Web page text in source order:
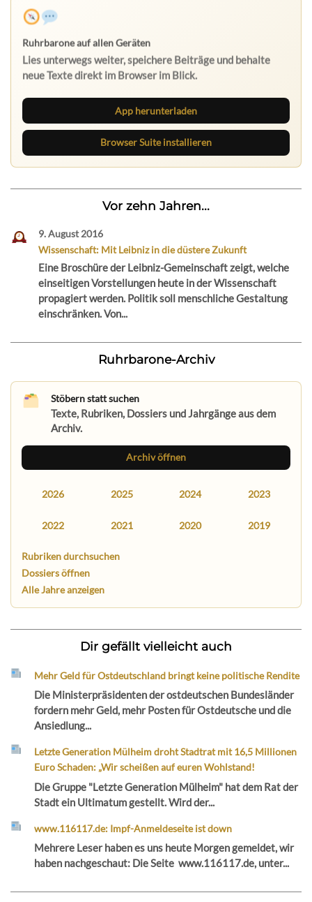
Nichts mehr verpassen
Die Ruhrbarone-App bringt den Blog aufs Handy. Die
Browser Suite hält dich am Desktop auf dem Laufenden.
App herunterladen
Browser Suite installieren
Vor zehn Jahren...
9. August 2016
Wissenschaft: Mit Leibniz in die düstere Zukunft
Eine Broschüre der Leibniz-Gemeinschaft zeigt, welche
einseitigen Vorstellungen heute in der Wissenschaft
propagiert werden. Politik soll menschliche Gestaltung
einschränken. Von...
Ruhrbarone-Archiv
Stöbern statt suchen
Texte, Rubriken, Dossiers und Jahrgänge aus dem
Archiv.
Archiv öffnen
2026 2025 2024 2023
2022 2021 2020 2019
Rubriken durchsuchen
Dossiers öffnen
Alle Jahre anzeigen
Dir gefällt vielleicht auch
Mehr Geld für Ostdeutschland bringt keine politische Rendite
Die Ministerpräsidenten der ostdeutschen Bundesländer
fordern mehr Geld, mehr Posten für Ostdeutsche und die
Ansiedlung...
Letzte Generation Mülheim droht Stadtrat mit 16,5 Millionen
Euro Schaden: „Wir scheißen auf euren Wohlstand!
Die Gruppe "Letzte Generation Mülheim" hat dem Rat der
Stadt ein Ultimatum gestellt. Wird der...
www.116117.de: Impf-Anmeldeseite ist down
Mehrere Leser haben es uns heute Morgen gemeldet, wir
haben nachgeschaut: Die Seite www.116117.de, unter...